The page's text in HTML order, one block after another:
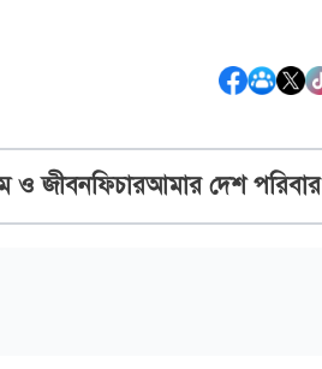
ও জীবনফিচারআমার দেশ পরিবার